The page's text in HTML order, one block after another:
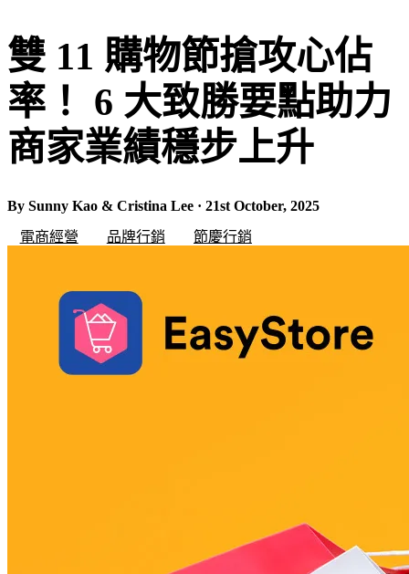
雙 11 購物節搶攻心佔
率！ 6 大致勝要點助力
商家業績穩步上升
By Sunny Kao & Cristina Lee · 21st October, 2025
電商經營
品牌行銷 節慶行銷